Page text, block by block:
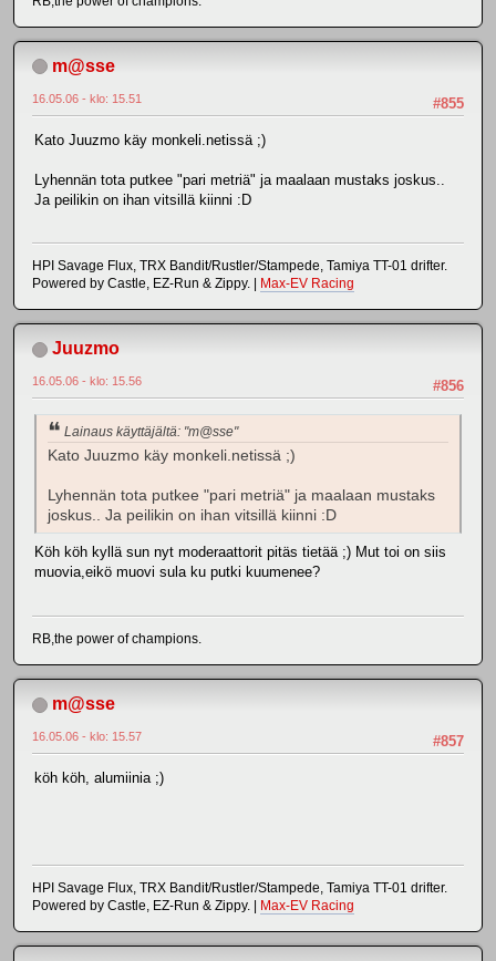
m@sse
#855
16.05.06 - klo: 15.51
Kato Juuzmo käy monkeli.netissä ;)
Lyhennän tota putkee "pari metriä" ja maalaan mustaks joskus..
Ja peilikin on ihan vitsillä kiinni :D
HPI Savage Flux, TRX Bandit/Rustler/Stampede, Tamiya TT-01 drifter.
Powered by Castle, EZ-Run & Zippy. |
Max-EV Racing
Juuzmo
#856
16.05.06 - klo: 15.56
Lainaus käyttäjältä: "m@sse"
Kato Juuzmo käy monkeli.netissä ;)
Lyhennän tota putkee "pari metriä" ja maalaan mustaks
joskus.. Ja peilikin on ihan vitsillä kiinni :D
Köh köh kyllä sun nyt moderaattorit pitäs tietää ;) Mut toi on siis
muovia,eikö muovi sula ku putki kuumenee?
RB,the power of champions.
m@sse
#857
16.05.06 - klo: 15.57
köh köh, alumiinia ;)
HPI Savage Flux, TRX Bandit/Rustler/Stampede, Tamiya TT-01 drifter.
Powered by Castle, EZ-Run & Zippy. | Max-EV Racing